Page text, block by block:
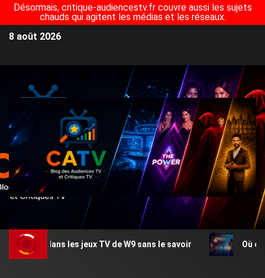
Désormais, critique-audiencestv.fr couvre aussi les sujets
chauds qui agitent les médias et les réseaux.
8 août 2026
dans les jeux TV de W9 sans le savoir Où est